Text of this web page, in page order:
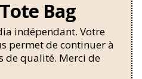
Bag
indépendant. Votre
permet de continuer à
de qualité. Merci de